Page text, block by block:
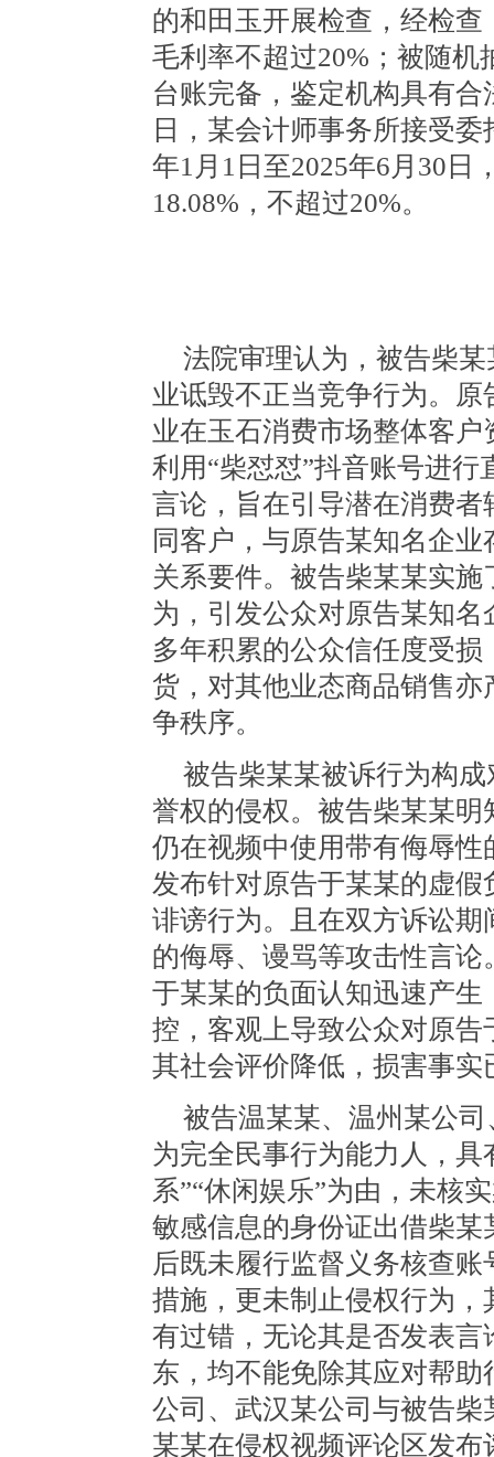
的和田玉开展检查，经检
毛利率不超过20%；被随
台账完备，鉴定机构具有
日，某会计师事务所接受
年1月1日至2025年6月30日
18.08%，不超过20%。
法院审理认为，被告柴
业诋毁不正当竞争行为。
业在玉石消费市场整体客
利用“柴怼怼”抖音账号进
言论，旨在引导潜在消费
同客户，与原告某知名企
关系要件。被告柴某某实
为，引发公众对原告某知
多年积累的公众信任度受
货，对其他业态商品销售
争秩序。
被告柴某某被诉行为构
誉权的侵权。被告柴某某
仍在视频中使用带有侮辱
发布针对原告于某某的虚
诽谤行为。且在双方诉讼
的侮辱、谩骂等攻击性言
于某某的负面认知迅速产
控，客观上导致公众对原
其社会评价降低，损害事实
被告温某某、温州某公
为完全民事行为能力人，
系”“休闲娱乐”为由，未核
敏感信息的身份证出借柴某
后既未履行监督义务核查
措施，更未制止侵权行为
有过错，无论其是否发表
东，均不能免除其应对帮
公司、武汉某公司与被告
某某在侵权视频评论区发